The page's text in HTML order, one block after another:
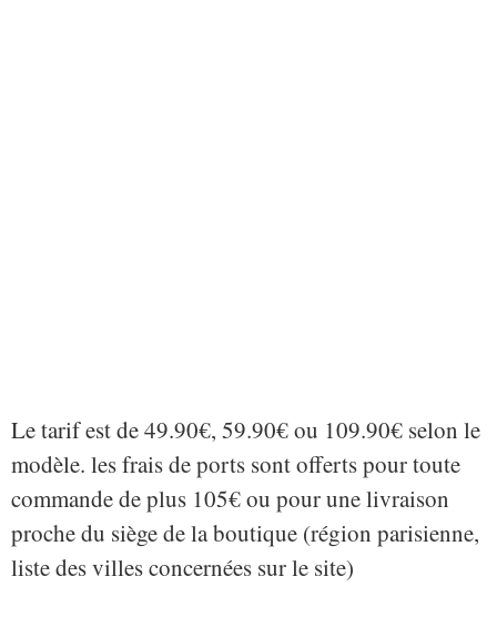
Le tarif est de 49.90€, 59.90€ ou 109.90€ selon le
modèle. les frais de ports sont offerts pour toute
commande de plus 105€ ou pour une livraison
proche du siège de la boutique (région parisienne,
liste des villes concernées sur le site)